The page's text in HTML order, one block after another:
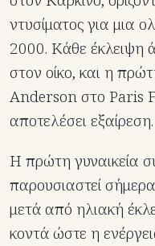
ντυσίματος για μια
2000. Κάθε έκλειψη
στον οίκο, και η
Anderson στο Paris
αποτελέσει εξαίρεση.
Η πρώτη γυναικεία
παρουσιαστεί
μετά από ηλιακή
κοντά ώστε η